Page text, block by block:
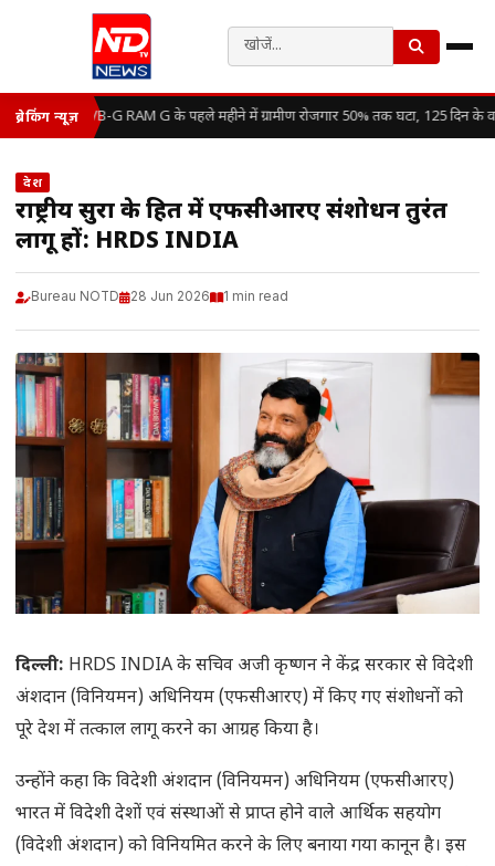
ब्रेकिंग न्यूज़ VB-G RAM G के पहले महीने में ग्रामीण रोजगार 50% तक घटा, 125 दिन के
देश
राष्ट्रीय सुरक्षा के हित में एफसीआरए संशोधन तुरंत
लागू हों: HRDS INDIA
Bureau NOTD 28 Jun 2026 1 min read
दिल्ली: HRDS INDIA के सचिव अजी कृष्णन ने केंद्र सरकार से विदेशी
अंशदान (विनियमन) अधिनियम (एफसीआरए) में किए गए संशोधनों को
पूरे देश में तत्काल लागू करने का आग्रह किया है।
उन्होंने कहा कि विदेशी अंशदान (विनियमन) अधिनियम (एफसीआरए)
भारत में विदेशी देशों एवं संस्थाओं से प्राप्त होने वाले आर्थिक सहयोग
(विदेशी अंशदान) को विनियमित करने के लिए बनाया गया कानून है। इस